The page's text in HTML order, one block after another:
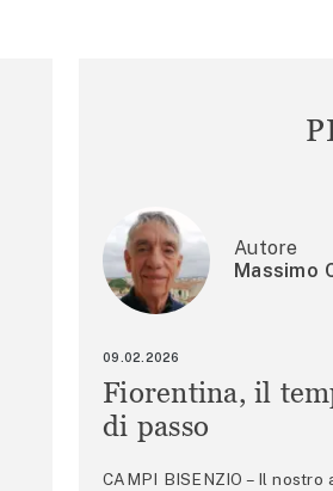
Autore
Massimo
09.02.2026
Fiorentina, il
di passo
CAMPI BISENZIO – Il